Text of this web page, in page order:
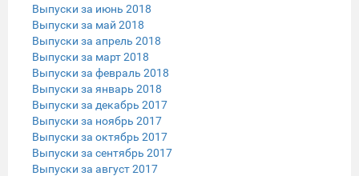
Выпуски за июнь 2018
Выпуски за май 2018
Выпуски за апрель 2018
Выпуски за март 2018
Выпуски за февраль 2018
Выпуски за январь 2018
Выпуски за декабрь 2017
Выпуски за ноябрь 2017
Выпуски за октябрь 2017
Выпуски за сентябрь 2017
Выпуски за август 2017